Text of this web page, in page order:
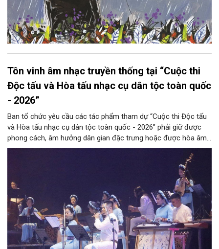
Tôn vinh âm nhạc truyền thống tại “Cuộc thi
Độc tấu và Hòa tấu nhạc cụ dân tộc toàn quốc
- 2026”
Ban tổ chức yêu cầu các tác phẩm tham dự “Cuộc thi Độc tấu
và Hòa tấu nhạc cụ dân tộc toàn quốc - 2026” phải giữ được
phong cách, âm hưởng dân gian đặc trưng hoặc được hòa âm,
phối khí mới trên nền tảng làn điệu âm nhạc truyền thống Việt
Nam, đồng thời phải được trình diễn trực tiếp bằng nhạc cụ dân